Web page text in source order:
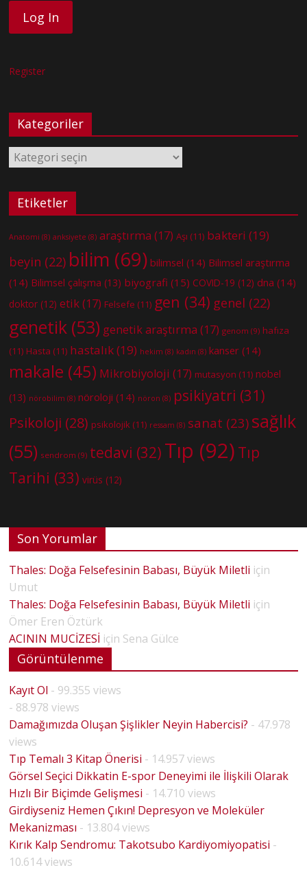
Register
Kategoriler
Kategoriler
Etiketler
Anatomi (8) anksiyete (8) araştırma (17) Aşı (11) bakteri (19)
beyin (22) bilim (69) bilimsel (14) Bilimsel araştırma
(14) Bilimsel çalışma (13) biyografi (15) COVID-19 (12) dna (14)
doktor (12) etik(17) Felsefe (11) gen (34) genel (22)
genetik (53) genetik araştırma (17) genom (9) hafıza
(11) Hasta (11) hastalık(19) hekim (8) kadın (8) kanser (14)
makale (45) Mikrobiyoloji (17) mutasyon (11) nobel
(13) nörobilim (8) nöroloji (14) nöron (8) psikiyatri (31)
Psikoloji (28) psikolojik (11) ressam (8) sanat (23) sağlık
(55) sendrom (9) tedavi (32) Tıp (92) Tıp
Tarihi (33) virüs (12)
Son Yorumlar
Thales: Doğa Felsefesinin Babası, Büyük Miletli için
Umut
Thales: Doğa Felsefesinin Babası, Büyük Miletli için
Ömer Eren Öztürk
ACININ MUCİZESİ için Sena Gülce
Görüntülenme
Kayıt Ol - 99.355 views
- 88.978 views
Damağımızda Oluşan Şişlikler Neyin Habercisi? - 47.978
views
Tıp Temalı 3 Kitap Önerisi - 14.957 views
Görsel Seçici Dikkatin E-spor Deneyimi ile İlişkili Olarak
Hızlı Bir Biçimde Gelişmesi - 14.710 views
Girdiyseniz Hemen Çıkın! Depresyon ve Moleküler
Mekanizması - 13.804 views
Kırık Kalp Sendromu: Takotsubo Kardiyomiyopatisi -
10.614 views